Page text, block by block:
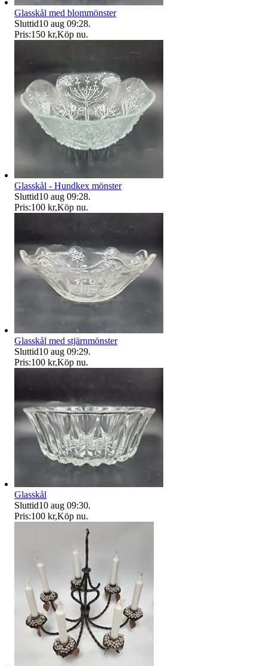
Glasskål med blommönster
Sluttid10 aug 09:28.
Pris:150 kr,Köp nu.
Glasskål - Hundkex mönster
Sluttid10 aug 09:28.
Pris:100 kr,Köp nu.
Glasskål med stjärnmönster
Sluttid10 aug 09:29.
Pris:100 kr,Köp nu.
Glasskål
Sluttid10 aug 09:30.
Pris:100 kr,Köp nu.